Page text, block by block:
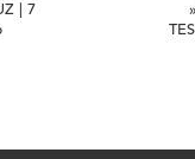
| 7